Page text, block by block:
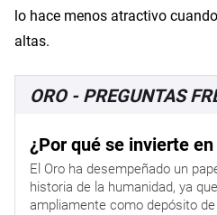
lo hace menos atractivo
altas.
ORO - PREGUNTAS
¿Por qué se invierte en
El Oro ha desempeñado un
historia de la humanidad, ya
ampliamente como depósito